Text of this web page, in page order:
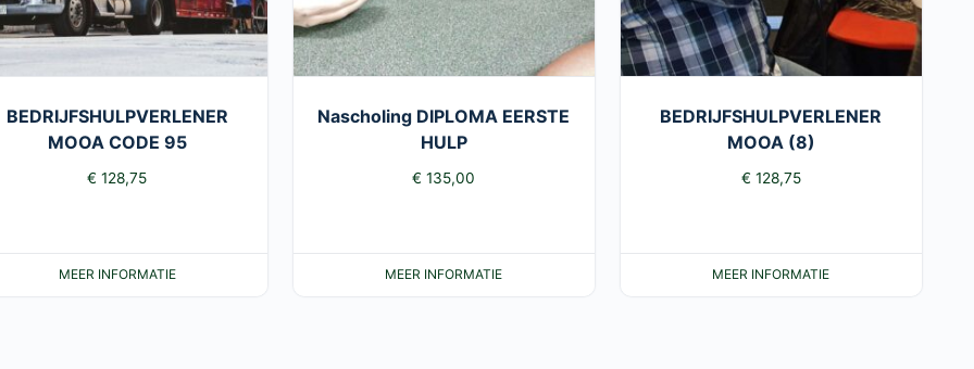
BEDRIJFSHULPVERLENER
MOOA CODE 95
€ 128,75
MEER INFORMATIE
Nascholing DIPLOMA EERSTE
HULP
€ 135,00
MEER INFORMATIE
BEDRIJFSHULPVERLENER
MOOA (8)
€ 128,75
MEER INFORMATIE